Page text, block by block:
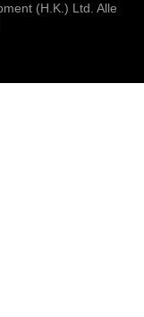
(H.K.) Ltd. Alle